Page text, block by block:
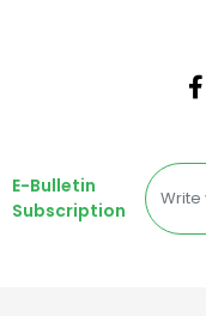
E-Bulletin
Subscription